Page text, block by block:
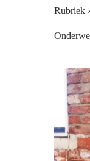
Rubriek ›